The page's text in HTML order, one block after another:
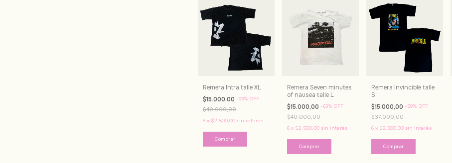
Remera Intra talle XL
$15.000,00 -63% OFF
$40.000,00
6 x $2.500,00 sin interés
Remera Seven minutes
of nausea talle L
$15.000,00 -63% OFF
$40.000,00
6 x $2.500,00 sin interés
Remera Invincible talle
S
$15.000,00 -59% OFF
$37.000,00
6 x $2.500,00 sin interés